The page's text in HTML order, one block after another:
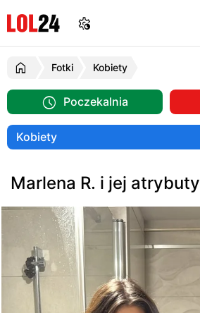
Fotki Kobiety
Poczekalnia
Marlena R. i jej atrybuty